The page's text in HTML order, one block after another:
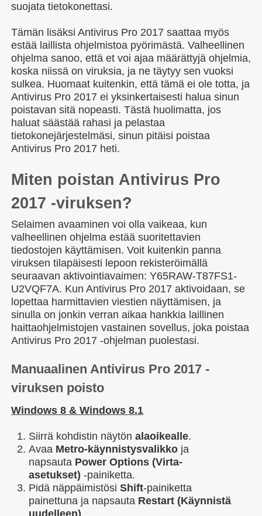
suojata tietokonettasi.
Tämän lisäksi Antivirus Pro 2017 saattaa myös
estää laillista ohjelmistoa pyörimästä. Valheellinen
ohjelma sanoo, että et voi ajaa määrättyjä ohjelmia,
koska niissä on viruksia, ja ne täytyy sen vuoksi
sulkea. Huomaat kuitenkin, että tämä ei ole totta, ja
Antivirus Pro 2017 ei yksinkertaisesti halua sinun
poistavan sitä nopeasti. Tästä huolimatta, jos
haluat säästää rahasi ja pelastaa
tietokonejärjestelmäsi, sinun pitäisi poistaa
Antivirus Pro 2017 heti.
Miten poistan Antivirus Pro
2017 -viruksen?
Selaimen avaaminen voi olla vaikeaa, kun
valheellinen ohjelma estää suoritettavien
tiedostojen käyttämisen. Voit kuitenkin panna
viruksen tilapäisesti lepoon rekisteröimällä
seuraavan aktivointiavaimen: Y65RAW-T87FS1-
U2VQF7A. Kun Antivirus Pro 2017 aktivoidaan, se
lopettaa harmittavien viestien näyttämisen, ja
sinulla on jonkin verran aikaa hankkia laillinen
haittaohjelmistojen vastainen sovellus, joka poistaa
Antivirus Pro 2017 -ohjelman puolestasi.
Manuaalinen Antivirus Pro 2017 -
viruksen poisto
Windows 8 & Windows 8.1
Siirrä kohdistin näytön alaoikealle.
Avaa Metro-käynnistysvalikko ja
napsauta Power Options (Virta-
asetukset) -painiketta.
Pidä näppäimistösi Shift-painiketta
painettuna ja napsauta Restart (Käynnistä
uudelleen)